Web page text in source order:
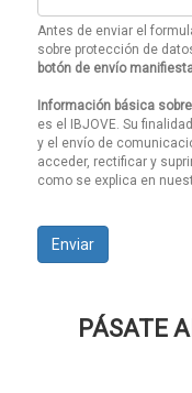
Antes de enviar el
sobre protección de
botón de envío
Información básica
es el IBJOVE. Su
y el envío de
acceder, rectificar y
como se explica en
Enviar
PÁSATE